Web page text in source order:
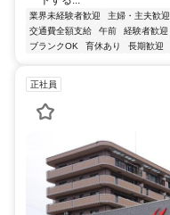
業界未経験者歓迎 主婦・主夫歓迎
交通費全額支給
午前 経験者歓迎
ブランクOK
育休あり 長期歓迎
正社員